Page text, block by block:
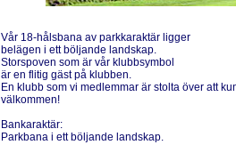
Vår 18-hålsbana av parkkaraktär ligger
belägen i ett böljande landskap.
Storspoven som är vår klubbsymbol
är en flitig gäst på klubben.
En klubb som vi medlemmar är stolta över att
välkommen!
Bankaraktär:
Parkbana i ett böljande landskap.